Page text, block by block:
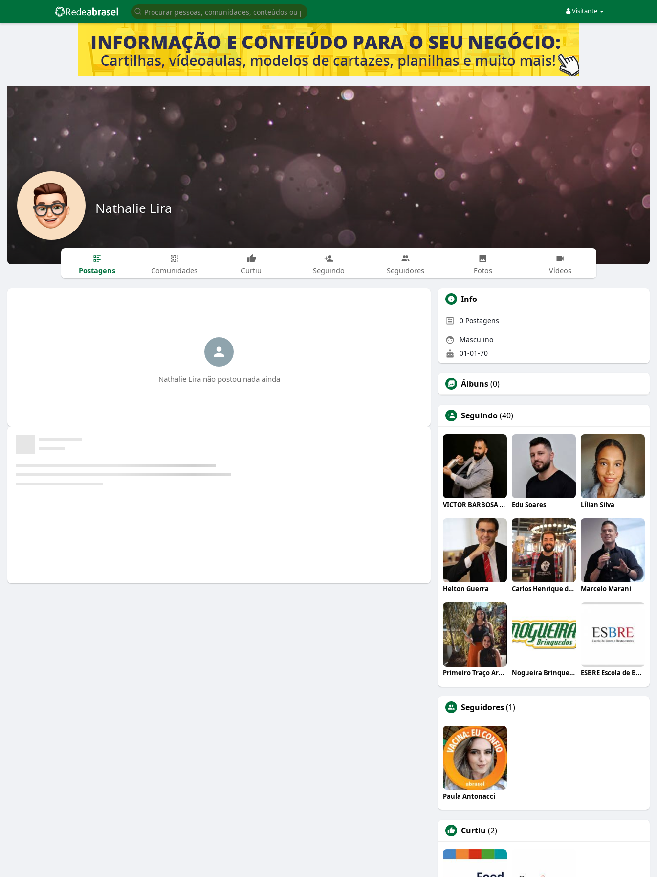
Visitante
Nathalie Lira
Postagens Comunidades Curtiu Seguindo Seguidores Fotos Vídeos
Nathalie Lira não postou nada ainda
Info
0 Postagens
Masculino
01-01-70
Álbuns(0)
Seguindo(40)
VICTOR BARBOSA QUARANTA Edu Soares Lílian Silva
Helton Guerra Carlos Henrique de Faria Vasconcelos Marcelo Marani
Primeiro Traço Arquitetura Nogueira Brinquedos ESBRE Escola de Bares e Restaurantes
Seguidores(1)
Paula Antonacci
Curtiu (2)